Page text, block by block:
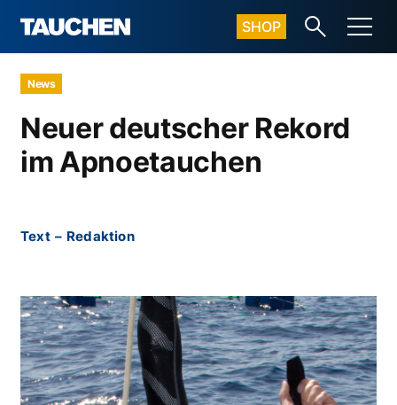
SHOP
News
Neuer deutscher Rekord
im Apnoetauchen
Text – Redaktion